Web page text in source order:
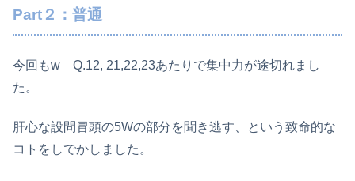
Part２：普通
今回もw Q.12, 21,22,23あたりで集中力が途切れまし
た。
肝心な設問冒頭の5Wの部分を聞き逃す、という致命的な
コトをしでかしました。